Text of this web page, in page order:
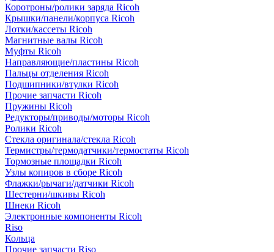
Коротроны/ролики заряда Ricoh
Крышки/панели/корпуса Ricoh
Лотки/кассеты Ricoh
Магнитные валы Ricoh
Муфты Ricoh
Направляющие/пластины Ricoh
Пальцы отделения Ricoh
Подшипники/втулки Ricoh
Прочие запчасти Ricoh
Пружины Ricoh
Редукторы/приводы/моторы Ricoh
Ролики Ricoh
Стекла оригинала/стекла Ricoh
Термистры/термодатчики/термостаты Ricoh
Тормозные площадки Ricoh
Узлы копиров в сборе Ricoh
Флажки/рычаги/датчики Ricoh
Шестерни/шкивы Ricoh
Шнеки Ricoh
Электронные компоненты Ricoh
Riso
Кольца
Прочие запчасти Riso